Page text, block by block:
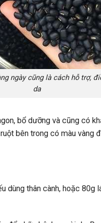
ngày cũng là cách hỗ trợ,
da
bổ dưỡng và cũng có
bên trong có màu vàng
dùng thân cành, hoặc 80g